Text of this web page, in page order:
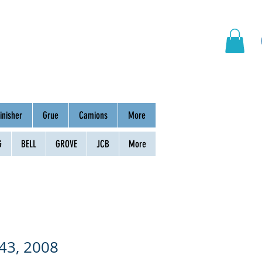
Grue Camions More
BELL GROVE JCB More
2008